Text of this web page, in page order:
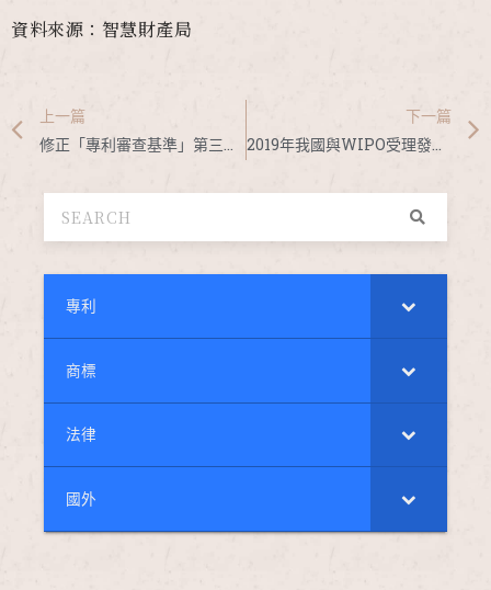
專利
商標
法律
國外
資料來源：智慧財產局
上一篇
下一篇
2019年我國與WIPO受理發明專利申請趨勢比較分析